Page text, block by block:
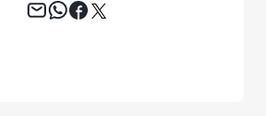
Tweet